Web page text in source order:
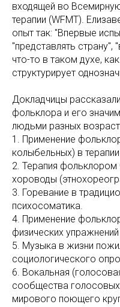
входящей во
терапии (WFMT).
опыт так: "Впервые
"представлять страну",
что-то в таком духе,
структурирует
Докладчицы
фольклора и его
людьми разных
1. Применение
колыбельных) в
2. Терапия фольклором
хороводы
3. Горевание в
психосоматика.
4. Применение
физических
5. Музыка в жизни
социологического
6. Вокальная
сообщества
мирового поющего